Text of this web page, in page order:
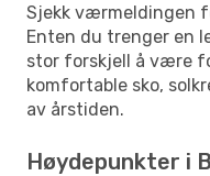
Sjekk værmeldingen
Enten du trenger en
stor forskjell å være
komfortable sko,
av årstiden.
Høydepunkter i